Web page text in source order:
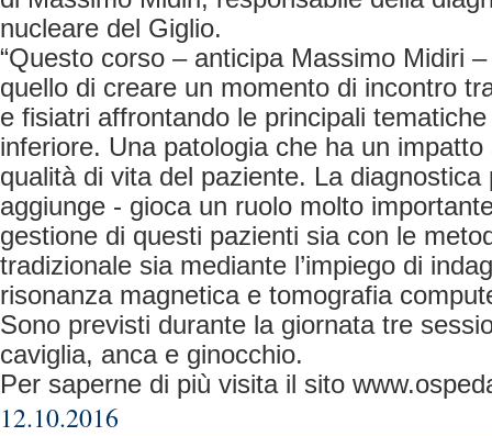
nucleare del Giglio.
“Questo corso – anticipa Massimo Midiri
quello di creare un momento di incontro
e fisiatri affrontando le principali tematiche
inferiore. Una patologia che ha un
qualità di vita del paziente. La diagnostica
aggiunge - gioca un ruolo molto
gestione di questi pazienti sia con le
tradizionale sia mediante l’impiego di
risonanza magnetica e tomografia
Sono previsti durante la giornata tre
caviglia, anca e ginocchio.
Per saperne di più visita il sito
12.10.2016